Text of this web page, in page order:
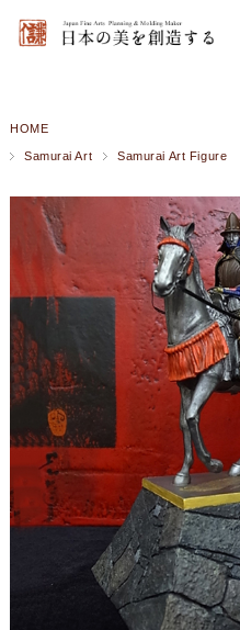
HOME
Samurai Art Samurai Art Figure